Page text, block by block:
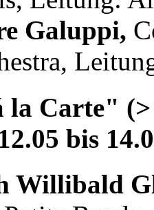
Galuppi,
la Carte"
bis
Willibald